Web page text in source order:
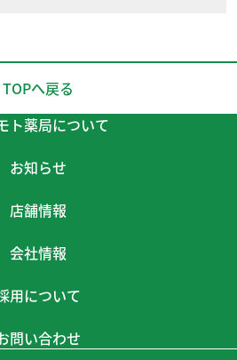
TOPへ戻る
ト薬局について
お知らせ
店舗情報
会社情報
用について
問い合わせ